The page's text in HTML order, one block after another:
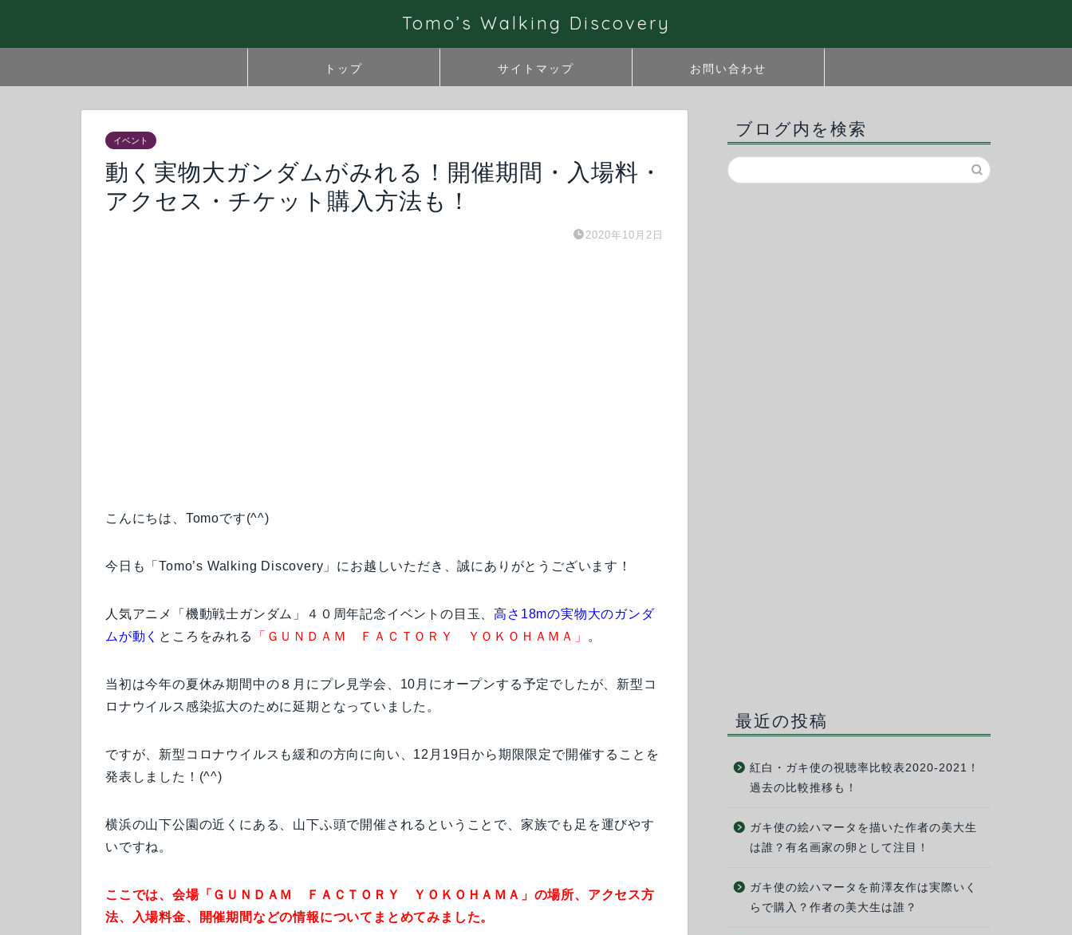
Tomo’s Walking Discovery
トップ サイトマップ お問い合わせ
イベント
動く実物大ガンダムがみれる！開催期間・入場料・
アクセス・チケット購入方法も！
2020年10月2日
こんにちは、Tomoです(^^)
今日も「Tomo’s Walking Discovery」にお越しいただき、誠にありがとうございます！
人気アニメ「機動戦士ガンダム」４０周年記念イベントの目玉、高さ18mの実物大のガンダ
ムが動く ところをみれる 「ＧＵＮＤＡＭ ＦＡＣＴＯＲＹ ＹＯＫＯＨＡＭＡ」 。
当初は今年の夏休み期間中の８月にプレ見学会、10月にオープンする予定でしたが、新型コ
ロナウイルス感染拡大のために延期となっていました。
ですが、新型コロナウイルスも緩和の方向に向い、12月19日から期限限定で開催することを
発表しました！(^^)
横浜の山下公園の近くにある、山下ふ頭で開催されるということで、家族でも足を運びやす
いですね。
ここでは、会場「ＧＵＮＤＡＭ ＦＡＣＴＯＲＹ ＹＯＫＯＨＡＭＡ」の場所、アクセス方
法、入場料金、開催期間などの情報についてまとめてみました。
ブログ内を検索
最近の投稿
紅白・ガキ使の視聴率比較表2020-2021！
過去の比較推移も！
ガキ使の絵ハマータを描いた作者の美大生
は誰？有名画家の卵として注目！
ガキ使の絵ハマータを前澤友作は実際いく
らで購入？作者の美大生は誰？